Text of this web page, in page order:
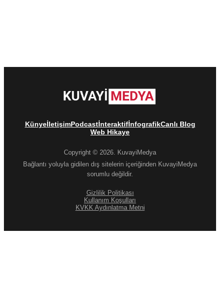
KünyeİletişimPodcastİnteraktifİnfografikCanlı Blog
Web Hikaye
Copyright © 2026. KuvayiMedya
Bağlantı yoluyla gidilen dış sitelerin içeriğinden KuvayiMedya
sorumlu değildir.
Gizlilik Politikası
Kullanım Koşulları
KVKK Aydınlatma Metni